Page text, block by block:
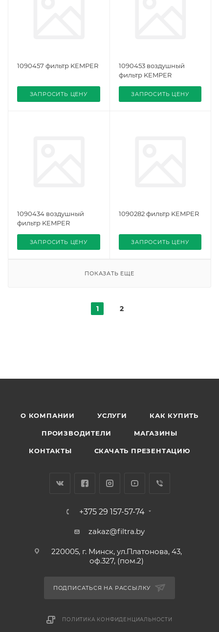
1090457 фильтр KEMPER
ЗАПРОСИТЬ ЦЕНУ
1090453 воздушный
фильтр KEMPER
ЗАПРОСИТЬ ЦЕНУ
1090434 воздушный
фильтр KEMPER
ЗАПРОСИТЬ ЦЕНУ
1090282 фильтр KEMPER
ЗАПРОСИТЬ ЦЕНУ
ПОКАЗАТЬ ЕЩЕ
1 2
О КОМПАНИИ УСЛУГИ КАК КУПИТЬ
ПРОИЗВОДИТЕЛИ МАГАЗИНЫ
КОНТАКТЫ СКАЧАТЬ ПРЕЗЕНТАЦИЮ
+375 29 157-57-74
zakaz@filtra.by
220005, г. Минск, ул.Платонова, 43,
оф.327, (пом.2)
ПОДПИСАТЬСЯ НА РАССЫЛКУ
ПОЛИТИКА КОНФИДЕНЦИАЛЬНОСТИ